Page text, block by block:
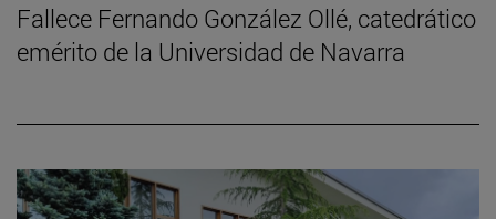
Fallece Fernando González Ollé, catedrático
emérito de la Universidad de Navarra